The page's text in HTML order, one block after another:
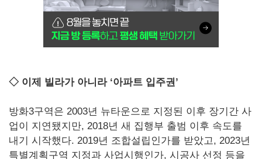
◇ 이제 빌라가 아니라 ‘아파트 입주권’
방화3구역은 2003년 뉴타운으로 지정된 이후 장기간 사
업이 지연됐지만, 2018년 새 집행부 출범 이후 속도를
내기 시작했다. 2019년 조합설립인가를 받았고, 2023년
특별계획구역 지정과 사업시행인가, 시공사 선정 등을